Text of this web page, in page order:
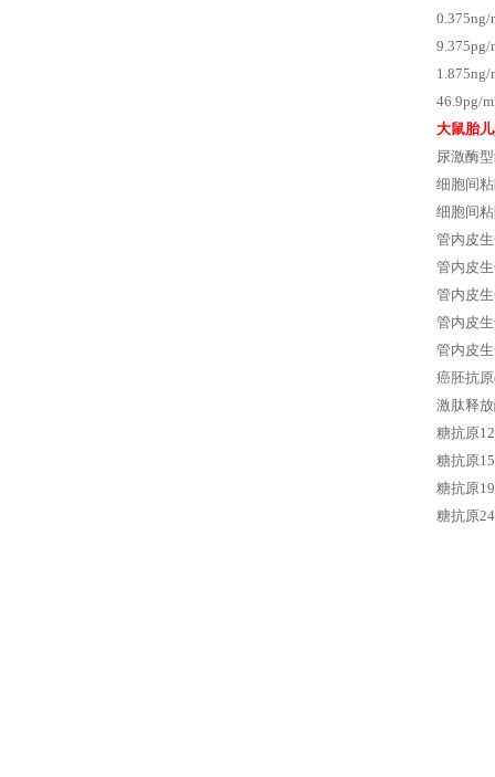
46.9pg/
大鼠胎
尿激酶
细胞间
细胞间
管内皮
管内皮
管内皮
管内皮
管内皮
癌胚抗
激肽释
糖抗原
糖抗原
糖抗原
糖抗原